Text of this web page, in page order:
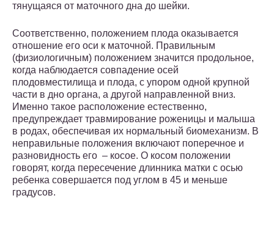
тянущаяся от маточного дна до шейки.
Соответственно, положением плода оказывается
отношение его оси к маточной. Правильным
(физиологичным) положением значится продольное,
когда наблюдается совпадение осей
плодовместилища и плода, с упором одной крупной
части в дно органа, а другой направленной вниз.
Именно такое расположение естественно,
предупреждает травмирование роженицы и малыша
в родах, обеспечивая их нормальный биомеханизм. В
неправильные положения включают поперечное и
разновидность его – косое. О косом положении
говорят, когда пересечение длинника матки с осью
ребенка совершается под углом в 45 и меньше
градусов.